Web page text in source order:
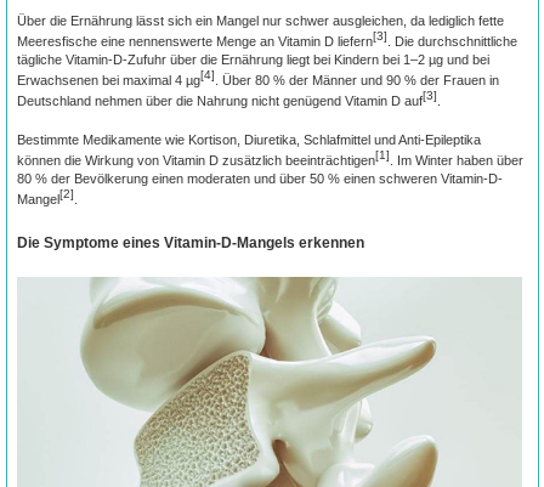
Über die Ernährung lässt sich ein Mangel nur schwer ausgleichen, da lediglich fette
Meeresfische eine nennenswerte Menge an Vitamin D liefern[3]
. Die durchschnittliche
tägliche Vitamin-D-Zufuhr über die Ernährung liegt bei Kindern bei 1–2 µg und bei
Erwachsenen bei maximal 4 µg[4]
. Über 80 % der Männer und 90 % der Frauen in
Deutschland nehmen über die Nahrung nicht genügend Vitamin D auf[3]
Bestimmte Medikamente wie Kortison, Diuretika, Schlafmittel und Anti-Epileptika
können die Wirkung von Vitamin D zusätzlich beeinträchtigen[1]
. Im Winter haben über
80 % der Bevölkerung einen moderaten und über 50 % einen schweren Vitamin-D-
Mangel[2]
Die Symptome eines Vitamin-D-Mangels erkennen